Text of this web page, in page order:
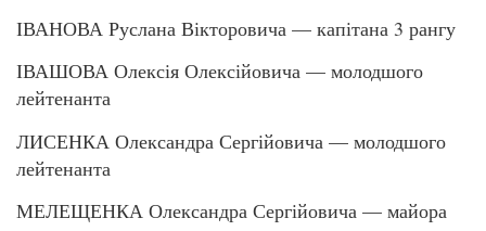
ІВАНОВА Руслана Вікторовича — капітана 3 рангу
ІВАШОВА Олексія Олексійовича — молодшого
лейтенанта
ЛИСЕНКА Олександра Сергійовича — молодшого
лейтенанта
МЕЛЕЩЕНКА Олександра Сергійовича — майора